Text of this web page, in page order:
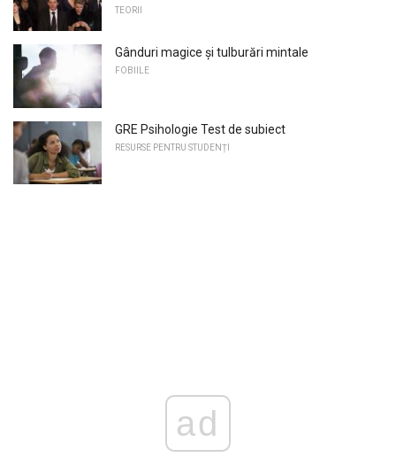
TEORII
Gânduri magice și tulburări mintale
FOBIILE
GRE Psihologie Test de subiect
RESURSE PENTRU STUDENȚI
ad